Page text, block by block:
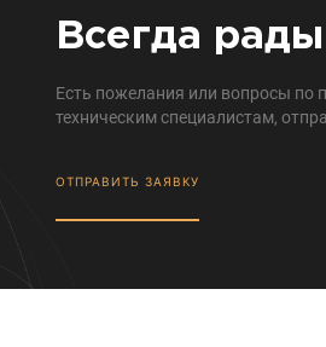
Всегда
Есть пожелания или вопросы по
техническим специалистам,
ОТПРАВИТЬ ЗАЯВКУ